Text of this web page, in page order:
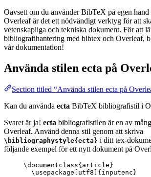
Oavsett om du använder BibTeX på egen
Overleaf är det ett nödvändigt verktyg för att
vetenskapliga och tekniska dokument. För att
bibliografihantering med bibtex och Overleaf,
vår dokumentation!
Använda stilen ecta på
Section titled “Använda stilen ecta på
Kan du använda ecta BibTeX bibliografistil i
Svaret är ja! ecta bibliografistilen är en av
Overleaf. Använd denna stil genom att skriva
\bibliographystyle{ecta} i ditt tex-
följande exempel för ett nytt dokument på
\documentclass{ article }
\usepackage
utf8 ]{ inputenc }